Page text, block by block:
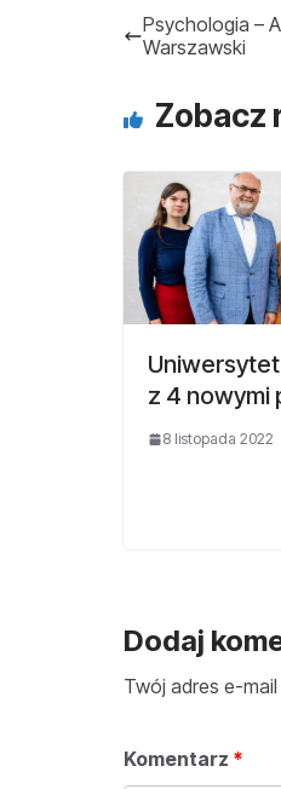
Psychologia –
Warszawski
Zobacz
z 4 nowymi
8 listopada 2022
Dodaj
Twój adres e-
Komentarz *